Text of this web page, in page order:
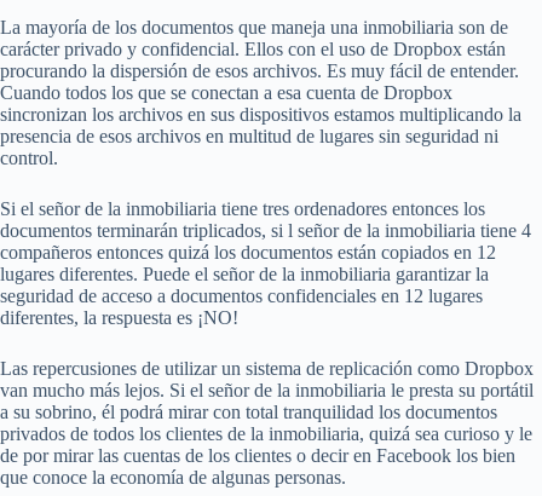
La mayoría de los documentos que maneja una inmobiliaria son de
carácter privado y confidencial. Ellos con el uso de Dropbox están
procurando la dispersión de esos archivos. Es muy fácil de entender.
Cuando todos los que se conectan a esa cuenta de Dropbox
sincronizan los archivos en sus dispositivos estamos multiplicando la
presencia de esos archivos en multitud de lugares sin seguridad ni
control.
Si el señor de la inmobiliaria tiene tres ordenadores entonces los
documentos terminarán triplicados, si l señor de la inmobiliaria tiene 4
compañeros entonces quizá los documentos están copiados en 12
lugares diferentes. Puede el señor de la inmobiliaria garantizar la
seguridad de acceso a documentos confidenciales en 12 lugares
diferentes, la respuesta es ¡NO!
Las repercusiones de utilizar un sistema de replicación como Dropbox
van mucho más lejos. Si el señor de la inmobiliaria le presta su portátil
a su sobrino, él podrá mirar con total tranquilidad los documentos
privados de todos los clientes de la inmobiliaria, quizá sea curioso y le
de por mirar las cuentas de los clientes o decir en Facebook los bien
que conoce la economía de algunas personas.